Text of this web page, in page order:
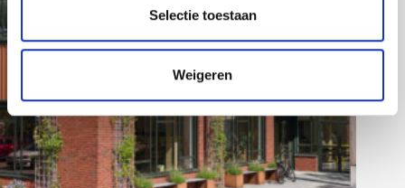
c
e
Selectie toestaan
Weigeren